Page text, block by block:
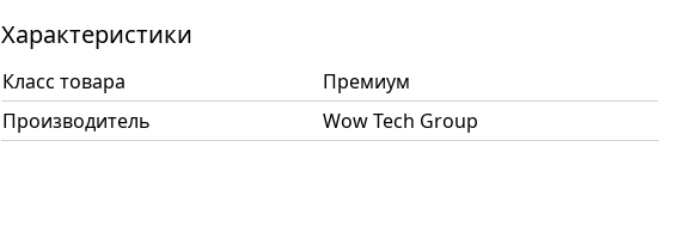
Характеристики
Класс товара
Премиум
Производитель
Wow Tech Group